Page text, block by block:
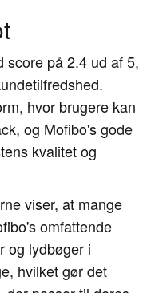
score på 2.4 ud af 5,
hvor brugere kan
og Mofibo's gode
kvalitet og
viser, at mange
omfattende
og lydbøger i
hvilket gør det